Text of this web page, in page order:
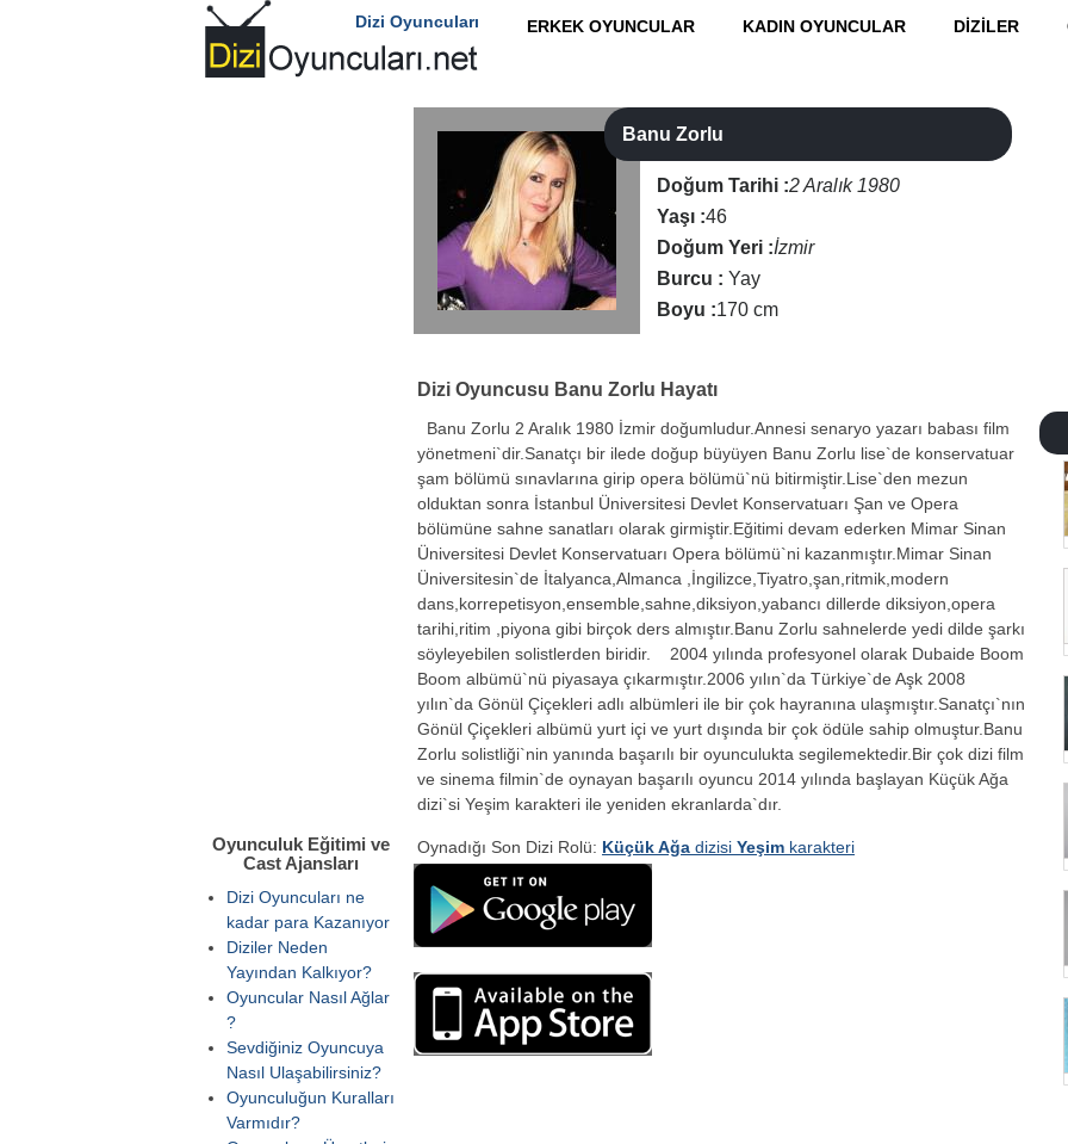
Dizi Oyuncuları ERKEK OYUNCULAR KADIN OYUNCULAR DİZİLER
Banu Zorlu
Doğum Tarihi :2 Aralık 1980
Yaşı :46
Doğum Yeri :İzmir
Burcu : Yay
Boyu :170 cm
Dizi Oyuncusu Banu Zorlu Hayatı
Banu Zorlu 2 Aralık 1980 İzmir doğumludur.Annesi senaryo yazarı babası film
yönetmeni`dir.Sanatçı bir ilede doğup büyüyen Banu Zorlu lise`de konservatuar
şam bölümü sınavlarına girip opera bölümü`nü bitirmiştir.Lise`den mezun
olduktan sonra İstanbul Üniversitesi Devlet Konservatuarı Şan ve Opera
bölümüne sahne sanatları olarak girmiştir.Eğitimi devam ederken Mimar Sinan
Üniversitesi Devlet Konservatuarı Opera bölümü`ni kazanmıştır.Mimar Sinan
Üniversitesin`de İtalyanca,Almanca ,İngilizce,Tiyatro,şan,ritmik,modern
dans,korrepetisyon,ensemble,sahne,diksiyon,yabancı dillerde diksiyon,opera
tarihi,ritim ,piyona gibi birçok ders almıştır.Banu Zorlu sahnelerde yedi dilde şarkı
söyleyebilen solistlerden biridir. 2004 yılında profesyonel olarak Dubaide Boom
Boom albümü`nü piyasaya çıkarmıştır.2006 yılın`da Türkiye`de Aşk 2008
yılın`da Gönül Çiçekleri adlı albümleri ile bir çok hayranına ulaşmıştır.Sanatçı`nın
Gönül Çiçekleri albümü yurt içi ve yurt dışında bir çok ödüle sahip olmuştur.Banu
Zorlu solistliği`nin yanında başarılı bir oyunculukta segilemektedir.Bir çok dizi film
ve sinema filmin`de oynayan başarılı oyuncu 2014 yılında başlayan Küçük Ağa
dizi`si Yeşim karakteri ile yeniden ekranlarda`dır.
Oynadığı Son Dizi Rolü: Küçük Ağa dizisi Yeşim karakteri
Oyunculuk Eğitimi ve
Cast Ajansları
Dizi Oyuncuları ne
kadar para Kazanıyor
Diziler Neden
Yayından Kalkıyor?
Oyuncular Nasıl Ağlar
?
Sevdiğiniz Oyuncuya
Nasıl Ulaşabilirsiniz?
Oyunculuğun Kuralları
Varmıdır?